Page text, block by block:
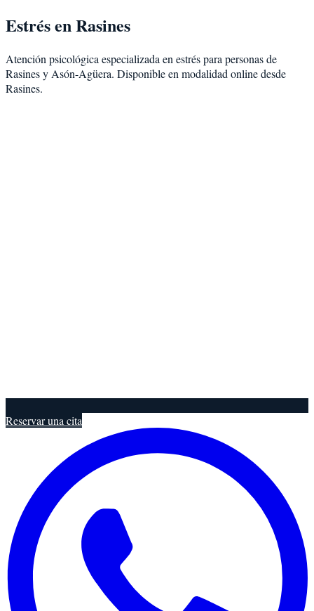
EstrésenRasines
Atención psicológica especializada en estréspara personas de
Rasinesy Asón-Agüera. Disponible en modalidad online desde
Rasines.
Reservar una cita